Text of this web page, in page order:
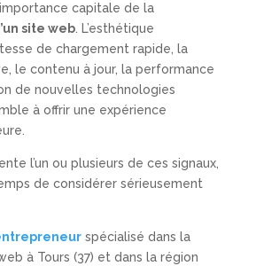
capitale de la
site web. L’esthétique
de chargement rapide, la
le contenu à jour, la performance
de nouvelles technologies
à offrir une expérience
l’un ou plusieurs de ces signaux,
de considérer sérieusement
spécialisé dans la
à Tours (37) et dans la région